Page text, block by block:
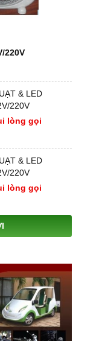
220V
& LED
220V
lòng gọi
& LED
220V
lòng gọi